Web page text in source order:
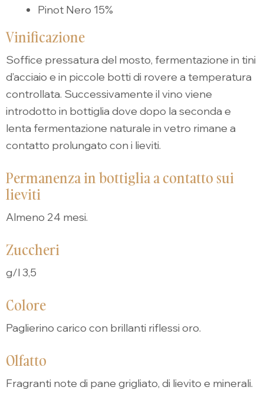
Pinot Nero 15%
Vinificazione
Soffice pressatura del mosto, fermentazione in tini
d’acciaio e in piccole botti di rovere a temperatura
controllata. Successivamente il vino viene
introdotto in bottiglia dove dopo la seconda e
lenta fermentazione naturale in vetro rimane a
contatto prolungato con i lieviti.
Permanenza in bottiglia a contatto sui
lieviti
Almeno 24 mesi.
Zuccheri
g/l 3,5
Colore
Paglierino carico con brillanti riflessi oro.
Olfatto
Fragranti note di pane grigliato, di lievito e minerali.